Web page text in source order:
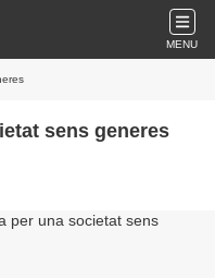
MENU
sens generes